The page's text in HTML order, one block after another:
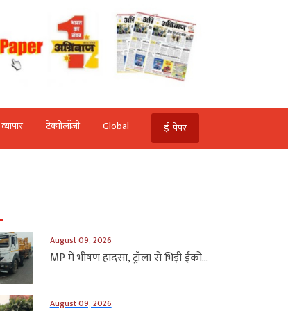
व्‍यापार टेक्‍नोलॉजी Global ई-पेपर
August 09, 2026
MP में भीषण हादसा, ट्रॉला से भिड़ी ईको...
August 09, 2026